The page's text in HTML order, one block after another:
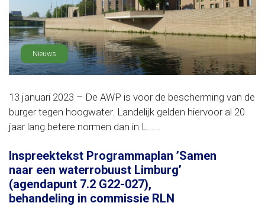
Nieuws
13 januari 2023 – De AWP is voor de bescherming van de
burger tegen hoogwater. Landelijk gelden hiervoor al 20
jaar lang betere normen dan in L......
Inspreektekst Programmaplan ’Samen
naar een waterrobuust Limburg’
(agendapunt 7.2 G22-027),
behandeling in commissie RLN